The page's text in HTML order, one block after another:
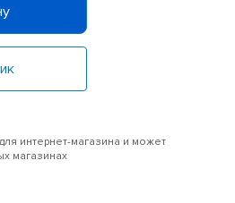
интернет-магазина и может
магазинах